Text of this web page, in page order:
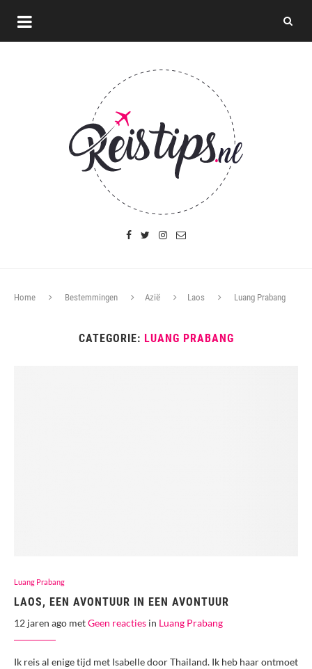
Home Bestemmingen Azië Laos Luang Prabang
CATEGORIE: LUANG PRABANG
Luang Prabang
LAOS, EEN AVONTUUR IN EEN AVONTUUR
12 jaren ago metGeen reacties in Luang Prabang
Ik reis al enige tijd met Isabelle door Thailand. Ik heb haar ontmoet